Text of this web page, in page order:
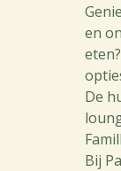
en
De
Bij